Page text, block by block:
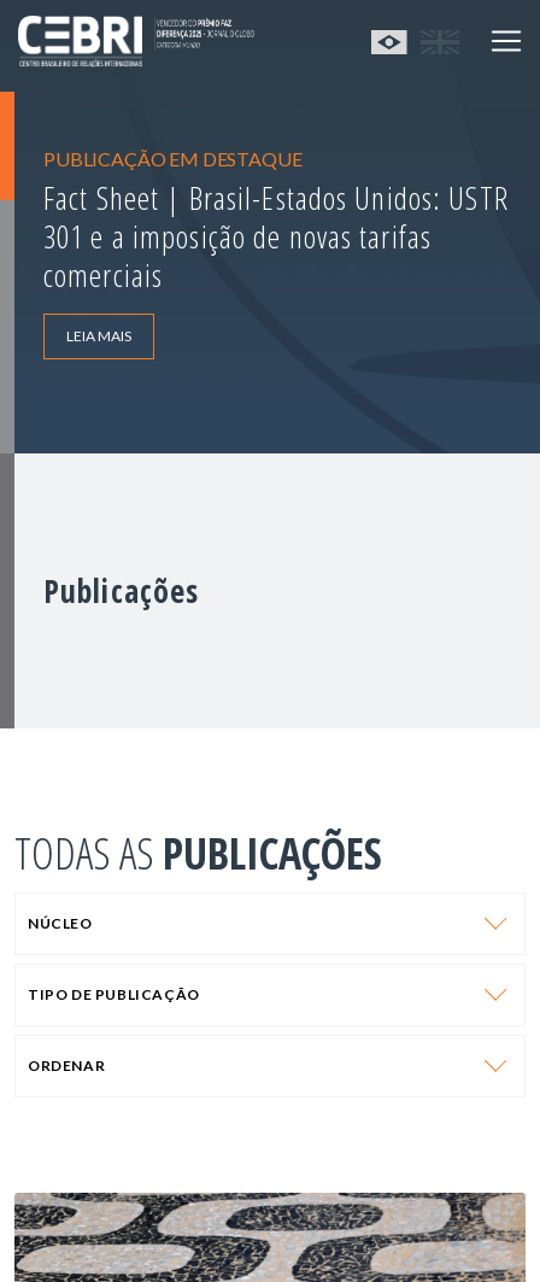
PUBLICAÇÃO EM DESTAQUE
Fact Sheet | Brasil-Estados Unidos: USTR
301 e a imposição de novas tarifas
comerciais
LEIA MAIS
Publicações
TODAS AS PUBLICAÇÕES
NÚCLEO
TIPO DE PUBLICAÇÃO
ORDENAR